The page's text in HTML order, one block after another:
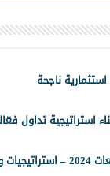
ناجحة
استراتيجية تداول
5 أسهم